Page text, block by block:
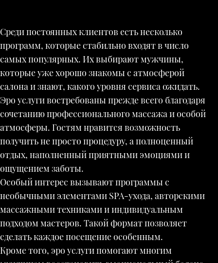
Среди постоянных клиентов есть несколько
программ, которые стабильно входят в число
самых популярных. Их выбирают мужчины,
которые уже хорошо знакомы с атмосферой
салона и знают, какого уровня сервиса ожидать.
Эро услуги востребованы прежде всего благодаря
сочетанию профессионального массажа и особой
атмосферы. Гостям нравится возможность
получить не просто процедуру, а полноценный
отдых, наполненный приятными эмоциями и
ощущением заботы.
Особый интерес вызывают программы с
необычными элементами SPA-ухода, авторскими
массажными техниками и индивидуальным
подходом мастеров. Такой формат позволяет
сделать каждое посещение особенным.
Кроме того, эро услуги помогают многим